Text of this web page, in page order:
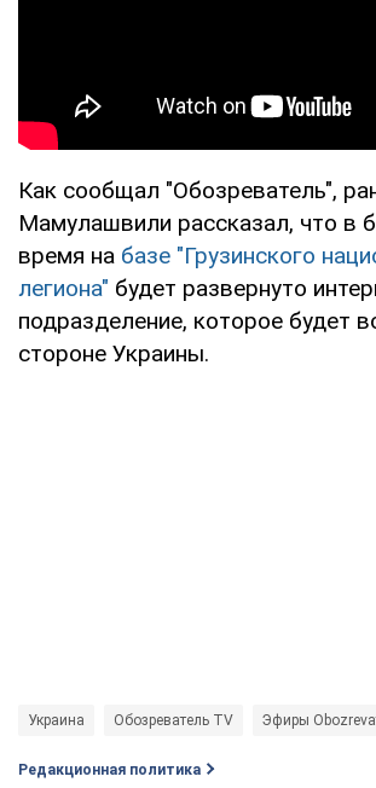
Как сообщал "Обозреватель",
Мамулашвили рассказал, что в
время на базе "Грузинского
легиона" будет развернуто
подразделение, которое будет
стороне Украины.
Украина Обозреватель TV Эфиры
Редакционная политика